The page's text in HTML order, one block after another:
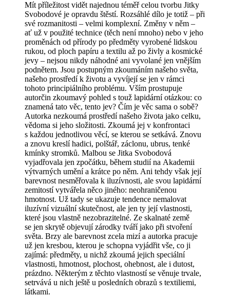
Mít příležitost vidět najednou téměř celou tvorbu Jitky
Svobodové je opravdu štěstí. Rozsáhlé dílo je totiž – při
své rozmanitosti – velmi komplexní. Změny v něm –
ať už v použité technice (těch není mnoho) nebo v jeho
proměnách od přírody po předměty vyrobené lidskou
rukou, od ploch papíru a textilu až po živly a kosmické
jevy – nejsou nikdy náhodné ani vyvolané jen vnějším
podnětem. Jsou postupným zkoumáním našeho světa,
našeho prostředí k životu a vyvíjejí se jen v rámci
tohoto principiálního problému. Vším prostupuje
autorčin zkoumavý pohled s touž lapidární otázkou: co
znamená tato věc, tento jev? Čím je věc sama o sobě?
Autorka nezkoumá prostředí našeho života jako celku,
vědoma si jeho složitosti. Zkoumá jej v konfrontaci
s každou jednotlivou věcí, se kterou se setkává. Znovu
a znovu kreslí hadici, polštář, záclonu, ubrus, tenké
kmínky stromků. Malbou se Jitka Svobodová
vyjadřovala jen zpočátku, během studií na Akademii
výtvarných umění a krátce po něm. Ani tehdy však její
barevnost nesměřovala k iluzívnosti, ale svou lapidární
zemitostí vytvářela něco jiného: neohraničenou
hmotnost. Už tady se ukazuje tendence nemalovat
iluzívní vizuální skutečnost, ale jen ty její vlastnosti,
které jsou vlastně nezobrazitelné. Ze skalnaté země
se jen skrytě objevují zárodky tváří jako při stvoření
světa. Brzy ale barevnost zcela mizí a autorka pracuje
už jen kresbou, kterou je schopna vyjádřit vše, co ji
zajímá: předměty, u nichž zkoumá jejich speciální
vlastnosti, hmotnost, plochost, ohebnost, ale i dutost,
prázdno. Některým z těchto vlastností se věnuje trvale,
setrvává u nich ještě u posledních obrazů s textiliemi,
látkami.